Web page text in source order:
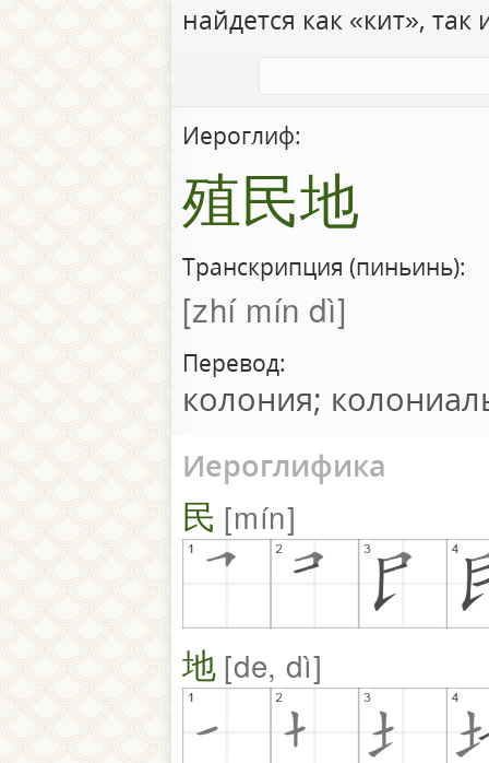
найдется как «кит», так
Иероглиф:
殖民地
Транскрипция (пиньинь):
zhí mín dì
Перевод:
колония;
Иероглифика
民 mín
地 de, dì